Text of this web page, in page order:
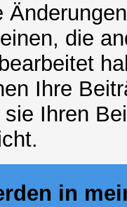
die
Ihre
Ihren
in